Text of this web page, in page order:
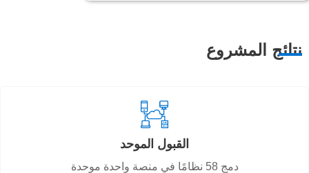
نتائج المشروع
القبول الموحد
دمج 58 نظامًا في منصة واحدة موحدة